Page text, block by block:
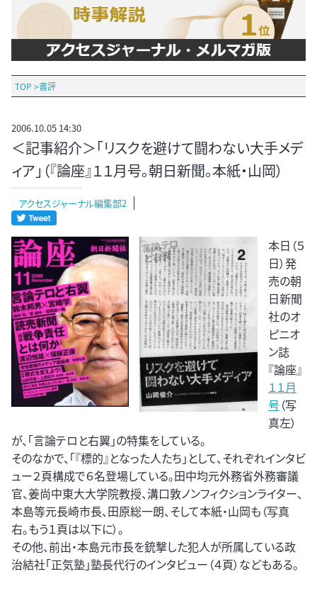
TOP >書評
2006.10.05 14:30
＜記事紹介＞「リスクを避けて闘わない大手メデ
ィア」（『論座』１１月号。朝日新聞。本紙・山岡）
アクセスジャーナル編集部2
本日（５
日）発
売の朝
日新聞
社のオ
ピニオ
ン誌
『論座』
１１月
号（写
真左）
が、「言論テロと右翼」の特集をしている。
そのなかで、「『標的』となった人たち」として、それぞれインタビ
ュー２頁構成で６名登場している。田中均元外務省外務審議
官、姜尚中東大大学院教授、溝口敦ノンフィクションライター、
本島等元長崎市長、田原総一朗、そして本紙・山岡も（写真
右。もう１頁は以下に）。
その他、前出・本島元市長を銃撃した犯人が所属している政
治結社「正気塾」塾長代行のインタビュー（４頁）などもある。